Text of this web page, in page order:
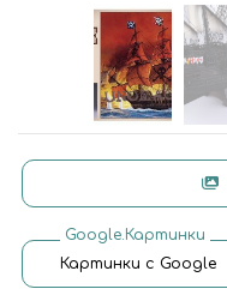
Google.Картинки
Картинки с Google